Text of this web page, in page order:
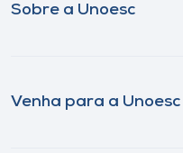
Sobre a Unoesc
Venha para a Unoesc